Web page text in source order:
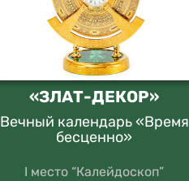
«ЗЛАТ-ДЕКОР»
Вечный календарь «Время
бесценно»
I место “Калейдоскоп”